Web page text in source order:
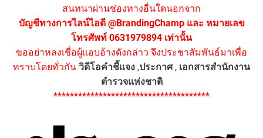
สนทนาผ่านช่องทางอื่นใดนอกจาก
บัญชีทางการไลน์ไอดี @BrandingChamp และ หมายเลข
โทรศัพท์ 0631979894 เท่านั้น
ขออย่าหลงเชื่อผู้แอบอ้างดังกล่าว จึงประชาสัมพันธ์มาเพื่อ
ทราบโดยทั่วกัน วิดีโอคำชี้แจง ,ประกาศ, เอกสารสำนักงาน
ตำรวจแห่งชาติ
**************************************